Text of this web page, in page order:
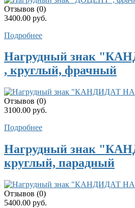
Отзывов (0)
3400.00 руб.
Подробнее
Нагрудный знак
, круглый, фрачный
Отзывов (0)
3100.00 руб.
Подробнее
Нагрудный знак
круглый, парадный
Отзывов (0)
5400.00 руб.